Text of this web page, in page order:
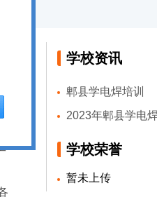
学校资讯
郫县学电焊培训
2023年郫县学电
学校荣誉
暂未上传